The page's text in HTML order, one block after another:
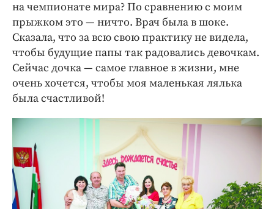
на чемпионате мира? По сравнению с моим
прыжком это — ничто. Врач была в шоке.
Сказала, что за всю свою практику не видела,
чтобы будущие папы так радовались девочкам.
Сейчас дочка — самое главное в жизни, мне
очень хочется, чтобы моя маленькая лялька
была счастливой!